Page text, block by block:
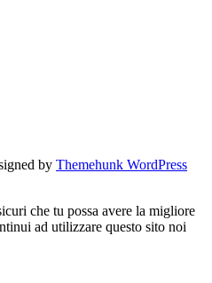
by Themehunk WordPress
che tu possa avere la migliore
ad utilizzare questo sito noi